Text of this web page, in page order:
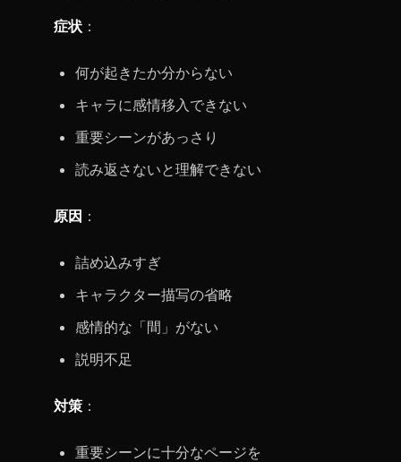
症状 ：
何が起きたか分からない
キャラに感情移入できない
重要シーンがあっさり
読み返さないと理解できない
原因 ：
詰め込みすぎ
キャラクター描写の省略
感情的な「間」がない
説明不足
対策 ：
重要シーンに十分なページを